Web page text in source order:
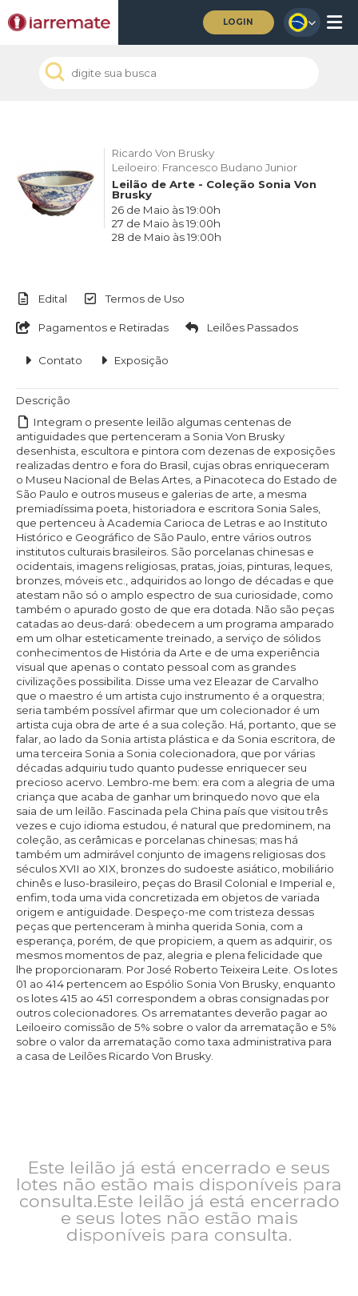
LOGIN
Ricardo Von Brusky
Leiloeiro: Francesco Budano Junior
Leilão de Arte - Coleção Sonia Von
Brusky
26 de Maio às 19:00h
27 de Maio às 19:00h
28 de Maio às 19:00h
Edital Termos de Uso
Pagamentos e Retiradas Leilões Passados
Contato Exposição
Descrição
Integram o presente leilão algumas centenas de
antiguidades que pertenceram a Sonia Von Brusky
desenhista, escultora e pintora com dezenas de exposições
realizadas dentro e fora do Brasil, cujas obras enriqueceram
o Museu Nacional de Belas Artes, a Pinacoteca do Estado de
São Paulo e outros museus e galerias de arte, a mesma
premiadíssima poeta, historiadora e escritora Sonia Sales,
que pertenceu à Academia Carioca de Letras e ao Instituto
Histórico e Geográfico de São Paulo, entre vários outros
institutos culturais brasileiros. São porcelanas chinesas e
ocidentais, imagens religiosas, pratas, joias, pinturas, leques,
bronzes, móveis etc., adquiridos ao longo de décadas e que
atestam não só o amplo espectro de sua curiosidade, como
também o apurado gosto de que era dotada. Não são peças
catadas ao deus-dará: obedecem a um programa amparado
em um olhar esteticamente treinado, a serviço de sólidos
conhecimentos de História da Arte e de uma experiência
visual que apenas o contato pessoal com as grandes
civilizações possibilita. Disse uma vez Eleazar de Carvalho
que o maestro é um artista cujo instrumento é a orquestra;
seria também possível afirmar que um colecionador é um
artista cuja obra de arte é a sua coleção. Há, portanto, que se
falar, ao lado da Sonia artista plástica e da Sonia escritora, de
uma terceira Sonia a Sonia colecionadora, que por várias
décadas adquiriu tudo quanto pudesse enriquecer seu
precioso acervo. Lembro-me bem: era com a alegria de uma
criança que acaba de ganhar um brinquedo novo que ela
saia de um leilão. Fascinada pela China país que visitou três
vezes e cujo idioma estudou, é natural que predominem, na
coleção, as cerâmicas e porcelanas chinesas; mas há
também um admirável conjunto de imagens religiosas dos
séculos XVII ao XIX, bronzes do sudoeste asiático, mobiliário
chinês e luso-brasileiro, peças do Brasil Colonial e Imperial e,
enfim, toda uma vida concretizada em objetos de variada
origem e antiguidade. Despeço-me com tristeza dessas
peças que pertenceram à minha querida Sonia, com a
esperança, porém, de que propiciem, a quem as adquirir, os
mesmos momentos de paz, alegria e plena felicidade que
lhe proporcionaram. Por José Roberto Teixeira Leite. Os lotes
01 ao 414 pertencem ao Espólio Sonia Von Brusky, enquanto
os lotes 415 ao 451 correspondem a obras consignadas por
outros colecionadores. Os arrematantes deverão pagar ao
Leiloeiro comissão de 5% sobre o valor da arrematação e 5%
sobre o valor da arrematação como taxa administrativa para
a casa de Leilões Ricardo Von Brusky.
Este leilão já está encerrado e seus
lotes não estão mais disponíveis para
consulta.Este leilão já está encerrado
e seus lotes não estão mais
disponíveis para consulta.